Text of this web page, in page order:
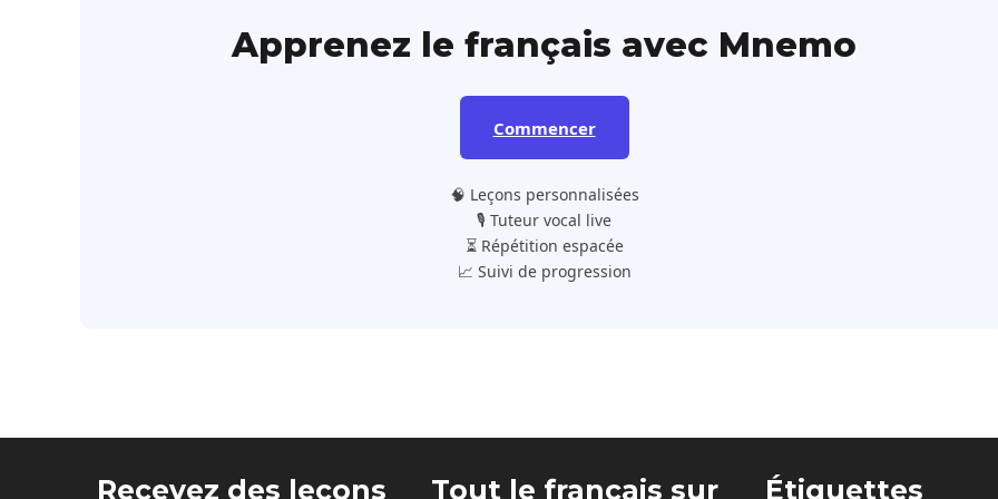
Apprenez le français avec Mnemo
Commencer
🧠 Leçons personnalisées
🎙️ Tuteur vocal live
⏳ Répétition espacée
📈 Suivi de progression
Recevez des leçons Tout le français sur Étiquettes